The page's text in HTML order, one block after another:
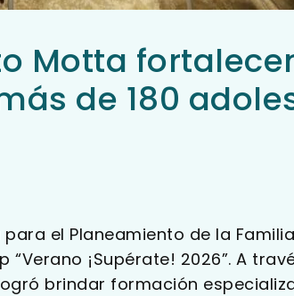
Motta
de 180
el Planeamiento de la Familia
¡Supérate! 2026”. A
brindar formación